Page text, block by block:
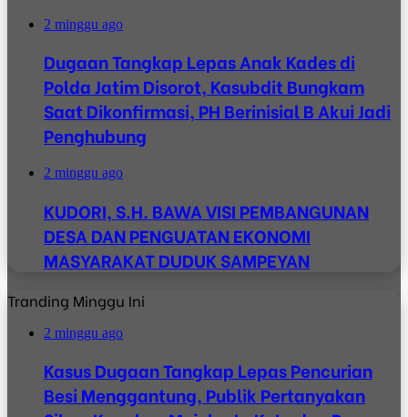
2 minggu ago
Dugaan Tangkap Lepas Anak Kades di
Polda Jatim Disorot, Kasubdit Bungkam
Saat Dikonfirmasi, PH Berinisial B Akui Jadi
Penghubung
2 minggu ago
KUDORI, S.H. BAWA VISI PEMBANGUNAN
DESA DAN PENGUATAN EKONOMI
MASYARAKAT DUDUK SAMPEYAN
Tranding Minggu Ini
2 minggu ago
Kasus Dugaan Tangkap Lepas Pencurian
Besi Menggantung, Publik Pertanyakan